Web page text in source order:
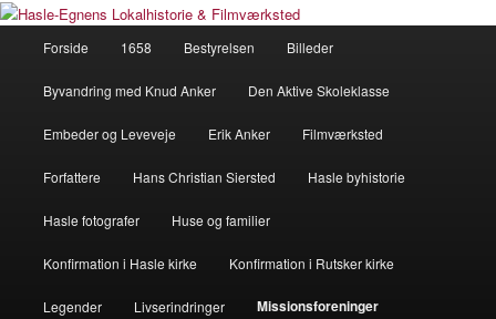
Forside 1658 Bestyrelsen Billeder
Byvandring med Knud Anker Den Aktive Skoleklasse
Embeder og Leveveje Erik Anker Filmværksted
Forfattere Hans Christian Siersted Hasle byhistorie
Hasle fotografer Huse og familier
Konfirmation i Hasle kirke Konfirmation i Rutsker kirke
Legender Livserindringer Missionsforeninger